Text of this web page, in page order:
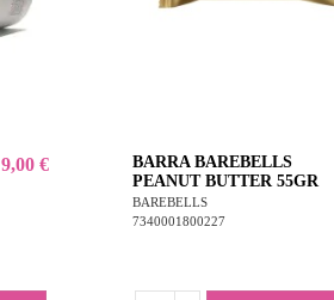
9,00 €
BARRA BAREBELLS
PEANUT BUTTER 55GR
BAREBELLS
7340001800227